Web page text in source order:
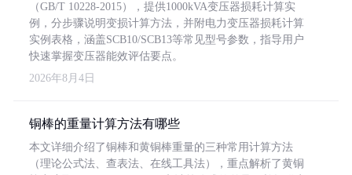
（GB/T 10228-2015），提供1000kVA变压器损耗计算实
例，分步骤说明变损计算方法，并附电力变压器损耗计算
实例表格，涵盖SCB10/SCB13等常见型号参数，指导用户
快速掌握变压器能效评估要点。
2026年8月4日
铜棒的重量计算方法有哪些
本文详细介绍了铜棒和黄铜棒重量的三种常用计算方法
（理论公式法、查表法、在线工具法），重点解析了黄铜